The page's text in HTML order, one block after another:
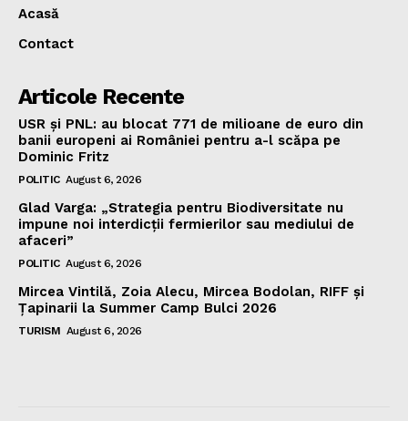
Acasă
Contact
Articole Recente
USR și PNL: au blocat 771 de milioane de euro din
banii europeni ai României pentru a-l scăpa pe
Dominic Fritz
POLITIC August 6, 2026
Glad Varga: „Strategia pentru Biodiversitate nu
impune noi interdicții fermierilor sau mediului de
afaceri”
POLITIC August 6, 2026
Mircea Vintilă, Zoia Alecu, Mircea Bodolan, RIFF și
Țapinarii la Summer Camp Bulci 2026
TURISM August 6, 2026